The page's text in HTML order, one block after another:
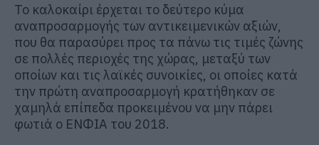
Το καλοκαίρι έρχεται το δεύτερο κύμα
αναπροσαρμογής των αντικειμενικών αξιών,
που θα παρασύρει προς τα πάνω τις τιμές ζώνης
σε πολλές περιοχές της χώρας, μεταξύ των
οποίων και τις λαϊκές συνοικίες, οι οποίες κατά
την πρώτη αναπροσαρμογή κρατήθηκαν σε
χαμηλά επίπεδα προκειμένου να μην πάρει
φωτιά ο ΕΝΦΙΑ του 2018.